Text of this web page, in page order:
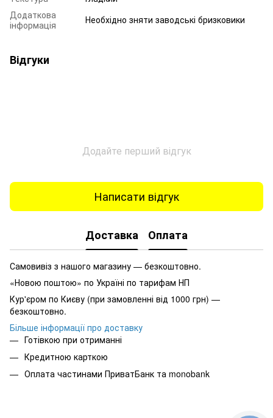
Додаткова
інформація
Необхідно зняти заводські бризковики
Відгуки
Додайте перший відгук
Написати відгук
Доставка Оплата
Самовивіз з нашого магазину — безкоштовно.
«Новою поштою» по Україні по тарифам НП
Кур'єром по Києву (при замовленні від 1000 грн) —
безкоштовно.
Більше інформації про доставку
Готівкою при отриманні
Кредитною карткою
Оплата частинами ПриватБанк та monobank